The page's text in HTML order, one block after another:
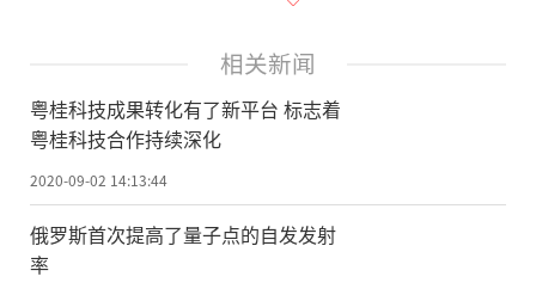
技厅签署了《加快粤桂合作特别试验区协同
创新发展行动计划》，提出引入华南技术转
移中心到试验区设立分支机构等重点任务，
此次签约标志着该项目正式落地。
按照“立足粤桂，辐射桂东南、粤西
北”的总体思路，试验区、华转中心和梧州
相关新闻
粤桂科技成果转化有了新平台 标志着
粤桂科技合作持续深化
2020-09-02 14:13:44
俄罗斯首次提高了量子点的自发发射
率